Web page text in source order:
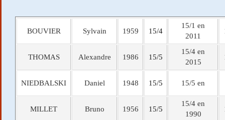
BOUVIER Sylvain 1959 15/4
15/1 en
2011
THOMAS Alexandre 1986 15/5
15/4 en
2015
NIEDBALSKI Daniel 1948 15/5 15/5 en
MILLET Bruno 1956 15/5
15/4 en
1990